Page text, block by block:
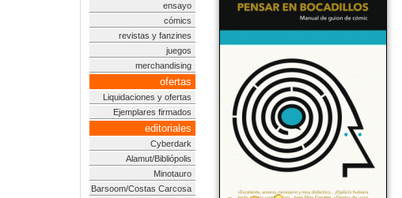
ensayo
cómics
revistas y fanzines
juegos
merchandising
ofertas
Liquidaciones y ofertas
Ejemplares firmados
editoriales
Cyberdark
Alamut/Bibliópolis
Minotauro
Barsoom/Costas Carcosa